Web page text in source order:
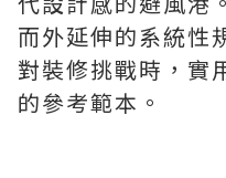
而外延伸的系統性
對裝修挑戰時，實
的參考範本。